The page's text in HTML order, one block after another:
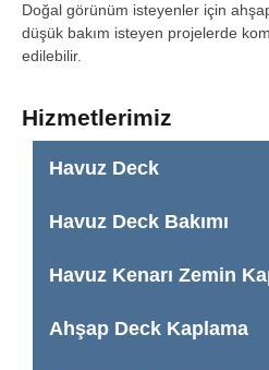
Doğal görünüm isteyenler için
düşük bakım isteyen projelerde
edilebilir.
Hizmetlerimiz
Havuz Deck
Havuz Deck Bakımı
Havuz Kenarı Zemin
Ahşap Deck Kaplama